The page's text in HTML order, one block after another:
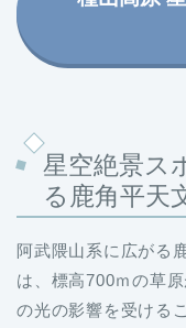
星空絶景ス
る 鹿角平天
阿武隈山系に広がる
は、標高700ｍの草
の光の影響を受ける